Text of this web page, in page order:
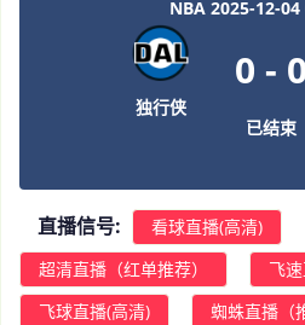
NBA 2025-12-
独行侠
0 - 0
已结束
直播信号:
看球直播(高清)
超清直播（红单推荐）
飞
飞球直播(高清)
蜘蛛直播（